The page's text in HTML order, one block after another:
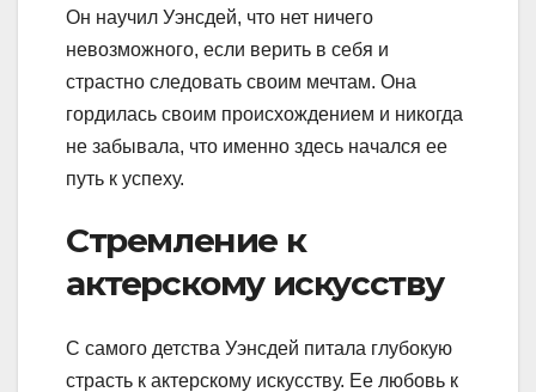
Он научил Уэнсдей, что нет ничего
невозможного, если верить в себя и
страстно следовать своим мечтам. Она
гордилась своим происхождением и никогда
не забывала, что именно здесь начался ее
путь к успеху.
Стремление к
актерскому искусству
С самого детства Уэнсдей питала глубокую
страсть к актерскому искусству. Ее любовь к